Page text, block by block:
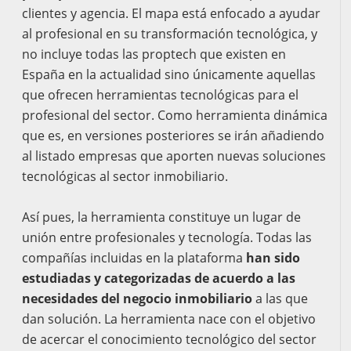
clientes y agencia. El mapa está enfocado a ayudar
al profesional en su transformación tecnológica, y
no incluye todas las proptech que existen en
España en la actualidad sino únicamente aquellas
que ofrecen herramientas tecnológicas para el
profesional del sector. Como herramienta dinámica
que es, en versiones posteriores se irán añadiendo
al listado empresas que aporten nuevas soluciones
tecnológicas al sector inmobiliario.
Así pues, la herramienta constituye un lugar de
unión entre profesionales y tecnología. Todas las
compañías incluidas en la plataforma han sido
estudiadas y categorizadas de acuerdo a las
necesidades del negocio inmobiliarioa las que
dan solución. La herramienta nace con el objetivo
de acercar el conocimiento tecnológico del sector